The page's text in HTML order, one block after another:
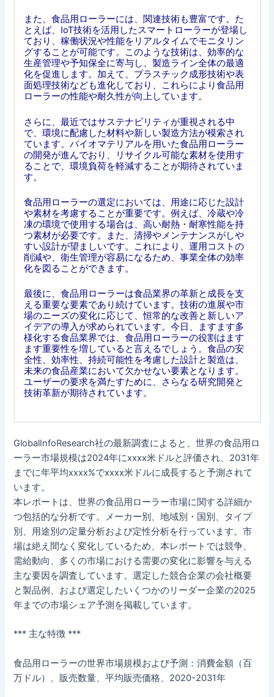
また、食品用ローラーには、関連技術も豊富です。た
とえば、IoT技術を活用したスマートローラーが登場し
ており、稼働状況や性能をリアルタイムでモニタリン
グすることが可能です。このような技術は、効率的な
生産管理や予知保全に寄与し、製造ライン全体の最適
化を促進します。加えて、プラスチック成形技術や表
面処理技術なども進化しており、これらにより食品用
ローラーの性能や耐久性が向上しています。
さらに、最近ではサステナビリティが重視される中
で、環境に配慮した材料や新しい製造方法が模索され
ています。バイオマテリアルを用いた食品用ローラー
の開発が進んでおり、リサイクル可能な素材を使用す
ることで、環境負荷を軽減することが期待されていま
す。
食品用ローラーの選定においては、用途に応じた設計
や素材を考慮することが重要です。例えば、冷蔵や冷
凍の環境で使用する場合は、高い耐熱・耐寒性能を持
つ素材が必要です。また、清掃やメンテナンスがしや
すい設計が望ましいです。これにより、運用コストの
削減や、衛生管理が容易になるため、事業全体の効率
化を図ることができます。
最後に、食品用ローラーは食品業界の革新と成長を支
える重要な要素であり続けています。技術の進展や市
場のニーズの変化に応じて、恒常的な改善と新しいア
イデアの導入が求められています。今日、ますます多
様化する食品業界では、食品用ローラーの役割はます
ます重要性を増していると言えるでしょう。食品の安
全性、効率性、持続可能性を考慮した設計と製造は、
未来の食品産業において欠かせない要素となります。
ユーザーの要求を満たすために、さらなる研究開発と
技術革新が期待されています。
GlobalInfoResearch社の最新調査によると、世界の食品用ロ
ーラー市場規模は2024年にxxxx米ドルと評価され、2031年
までに年平均xxxx%でxxxx米ドルに成長すると予測されて
います。
本レポートは、世界の食品用ローラー市場に関する詳細か
つ包括的な分析です。メーカー別、地域別・国別、タイプ
別、用途別の定量分析および定性分析を行っています。市
場は絶え間なく変化しているため、本レポートでは競争、
需給動向、多くの市場における需要の変化に影響を与える
主な要因を調査しています。選定した競合企業の会社概要
と製品例、および選定したいくつかのリーダー企業の2025
年までの市場シェア予測を掲載しています。
*** 主な特徴 ***
食品用ローラーの世界市場規模および予測：消費金額（百
万ドル）、販売数量、平均販売価格、2020-2031年